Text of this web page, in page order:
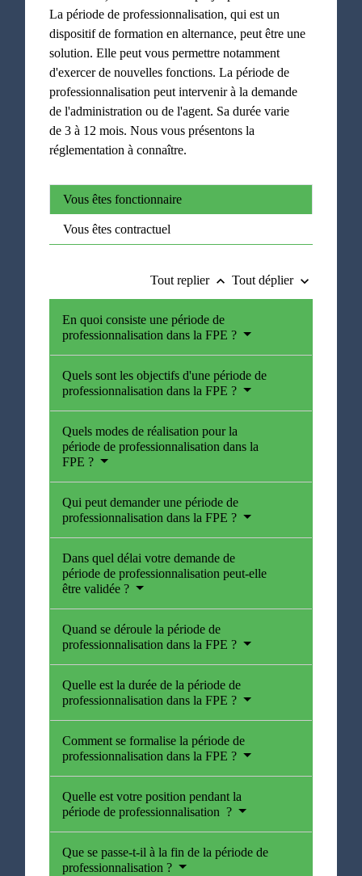
La période de professionnalisation, qui est un
dispositif de formation en alternance, peut être une
solution. Elle peut vous permettre notamment
d'exercer de nouvelles fonctions. La période de
professionnalisation peut intervenir à la demande
de l'administration ou de l'agent. Sa durée varie
de 3 à 12 mois. Nous vous présentons la
réglementation à connaître.
Vous êtes fonctionnaire
Vous êtes contractuel
Tout replier keyboard_arrow_up Tout déplier keyboard_arrow_down
En quoi consiste une période de
professionnalisation dans la FPE ?
Quels sont les objectifs d'une période de
professionnalisation dans la FPE ?
Quels modes de réalisation pour la
période de professionnalisation dans la
FPE ?
Qui peut demander une période de
professionnalisation dans la FPE ?
Dans quel délai votre demande de
période de professionnalisation peut-elle
être validée ?
Quand se déroule la période de
professionnalisation dans la FPE ?
Quelle est la durée de la période de
professionnalisation dans la FPE ?
Comment se formalise la période de
professionnalisation dans la FPE ?
Quelle est votre position pendant la
période de professionnalisation ?
Que se passe-t-il à la fin de la période de
professionnalisation ?